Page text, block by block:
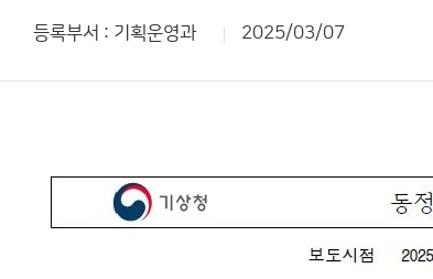
등록부서 : 기획운영과 2025/03/07